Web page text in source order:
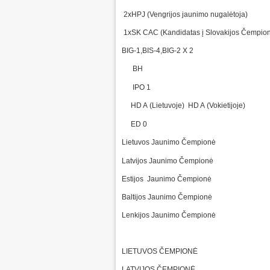
2xHPJ (Vengrijos jaunimo nugalėtoja)
1xSK CAC (Kandidatas į Slovakijos
BIG-1,BIS-4,BIG-2 X 2
BH
IPO 1
HD A (Lietuvoje) HD A (Vokietijoje)
ED 0
Lietuvos Jaunimo Čempionė
Latvijos Jaunimo Čempionė
Estijos Jaunimo Čempionė
Baltijos Jaunimo Čempionė
Lenkijos Jaunimo Čempionė
LIETUVOS ČEMPIONĖ